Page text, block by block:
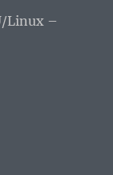
Linux –